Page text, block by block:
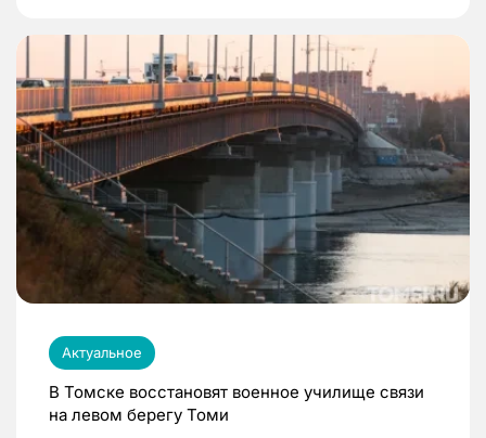
Актуальное
В Томске восстановят военное училище связи
на левом берегу Томи